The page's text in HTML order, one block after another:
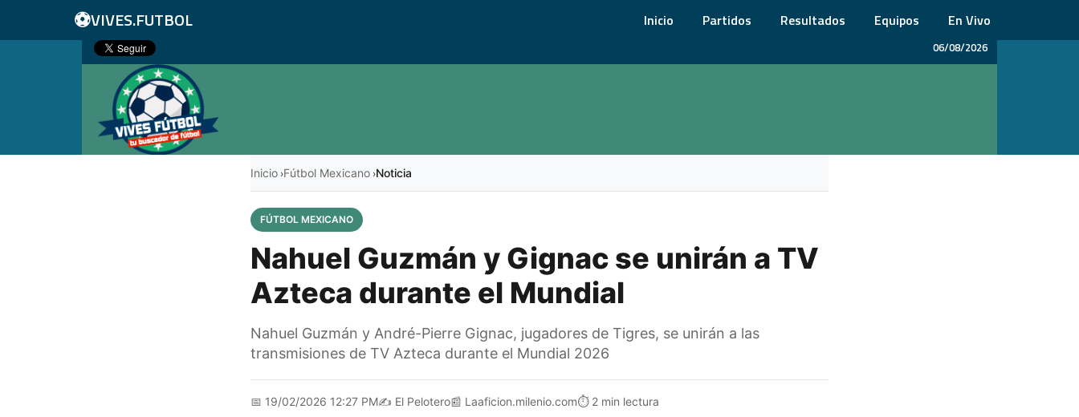
⚽VIVES.FUTBOL Inicio Partidos Resultados Equipos En Vivo
06/08/2026
Inicio ›Fútbol Mexicano ›Noticia
FÚTBOL MEXICANO
Nahuel Guzmán y Gignac se unirán a TV
Azteca durante el Mundial
Nahuel Guzmán y André-Pierre Gignac, jugadores de Tigres, se unirán a las
transmisiones de TV Azteca durante el Mundial 2026
📅 19/02/2026 12:27 PM✍️ El Pelotero📰 Laaficion.milenio.com⏱️ 2 min lectura